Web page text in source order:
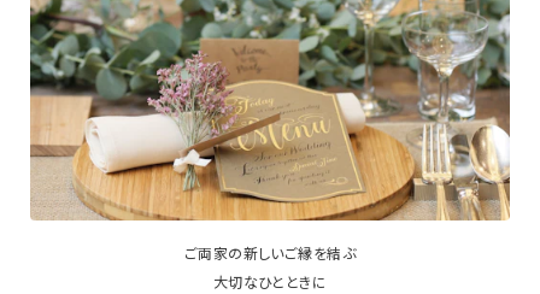
ご両家の新しいご縁を結ぶ
大切なひとときに